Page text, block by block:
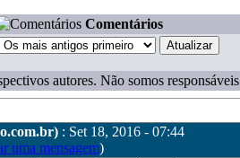
Comentários
autores. Não somos
: Set 18, 2016 - 07:44
uma mensagem)